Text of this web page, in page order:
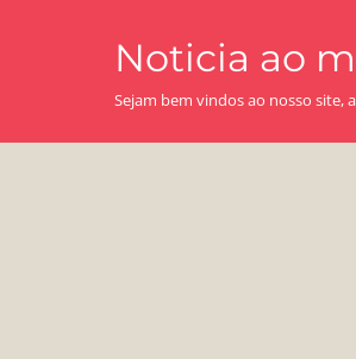
Noticia ao
Sejam bem vindos ao nosso site,